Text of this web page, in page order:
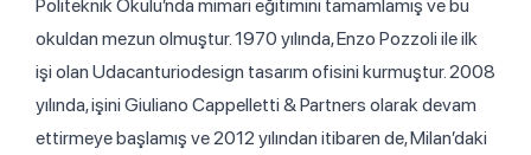
Politeknik Okulu’nda mimari eğitimini tamamlamış ve bu
okuldan mezun olmuştur. 1970 yılında, Enzo Pozzoli ile ilk
işi olan Udacanturiodesign tasarım ofisini kurmuştur. 2008
yılında, işini Giuliano Cappelletti & Partners olarak devam
ettirmeye başlamış ve 2012 yılından itibaren de, Milan’daki